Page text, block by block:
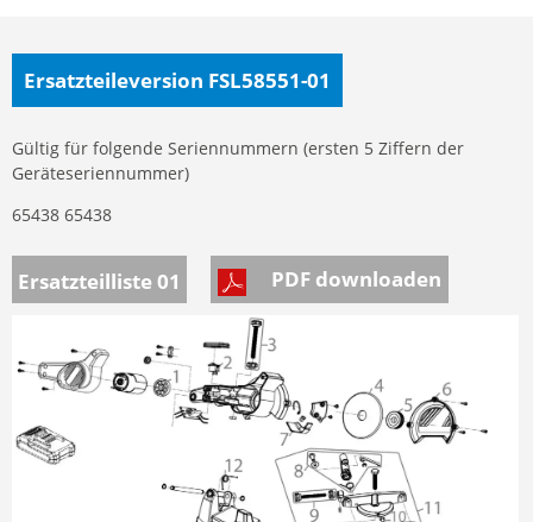
Ersatzteileversion FSL58551-01
Gültig für folgende Seriennummern (ersten 5 Ziffern der
Geräteseriennummer)
65438 65438
Ersatzteilliste 01 PDF downloaden